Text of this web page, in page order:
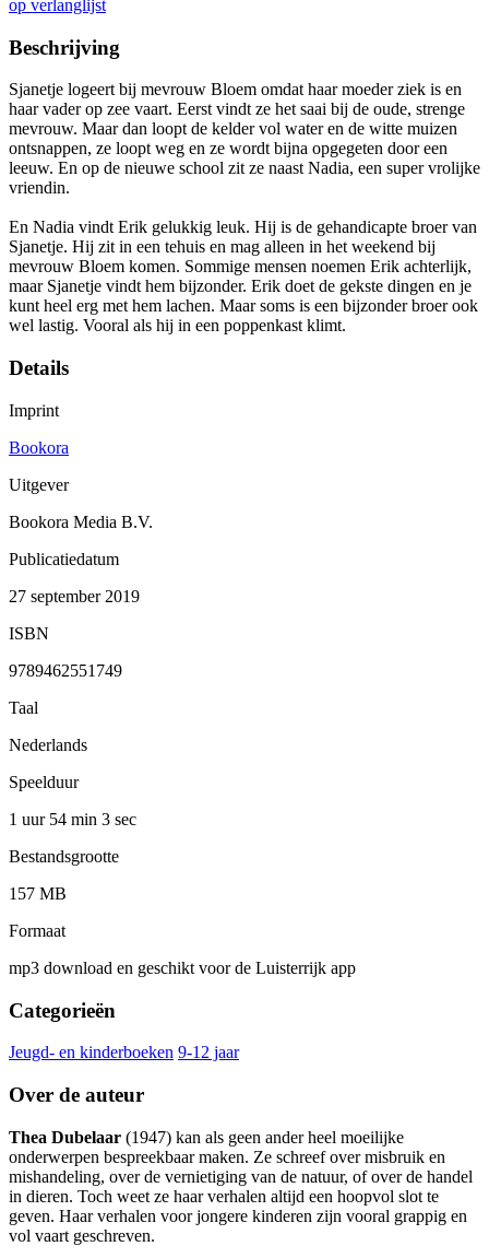
op verlanglijst
Beschrijving
Sjanetje logeert bij mevrouw Bloem omdat haar moeder ziek is en
haar vader op zee vaart. Eerst vindt ze het saai bij de oude, strenge
mevrouw. Maar dan loopt de kelder vol water en de witte muizen
ontsnappen, ze loopt weg en ze wordt bijna opgegeten door een
leeuw. En op de nieuwe school zit ze naast Nadia, een super vrolijke
vriendin.
En Nadia vindt Erik gelukkig leuk. Hij is de gehandicapte broer van
Sjanetje. Hij zit in een tehuis en mag alleen in het weekend bij
mevrouw Bloem komen. Sommige mensen noemen Erik achterlijk,
maar Sjanetje vindt hem bijzonder. Erik doet de gekste dingen en je
kunt heel erg met hem lachen. Maar soms is een bijzonder broer ook
wel lastig. Vooral als hij in een poppenkast klimt.
Details
Imprint
Bookora
Uitgever
Bookora Media B.V.
Publicatiedatum
27 september 2019
ISBN
9789462551749
Taal
Nederlands
Speelduur
1 uur 54 min 3 sec
Bestandsgrootte
157 MB
Formaat
mp3 download en geschikt voor de Luisterrijk app
Categorieën
Jeugd- en kinderboeken 9-12 jaar
Over de auteur
Thea Dubelaar (1947) kan als geen ander heel moeilijke
onderwerpen bespreekbaar maken. Ze schreef over misbruik en
mishandeling, over de vernietiging van de natuur, of over de handel
in dieren. Toch weet ze haar verhalen altijd een hoopvol slot te
geven. Haar verhalen voor jongere kinderen zijn vooral grappig en
vol vaart geschreven.